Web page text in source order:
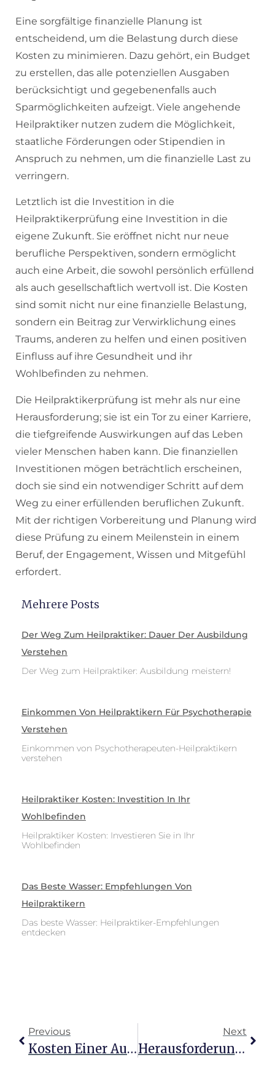
Eine sorgfältige finanzielle Planung ist
entscheidend, um die Belastung durch diese
Kosten zu minimieren. Dazu gehört, ein Budget
zu erstellen, das alle potenziellen Ausgaben
berücksichtigt und gegebenenfalls auch
Sparmöglichkeiten aufzeigt. Viele angehende
Heilpraktiker nutzen zudem die Möglichkeit,
staatliche Förderungen oder Stipendien in
Anspruch zu nehmen, um die finanzielle Last zu
verringern.
Letztlich ist die Investition in die
Heilpraktikerprüfung eine Investition in die
eigene Zukunft. Sie eröffnet nicht nur neue
berufliche Perspektiven, sondern ermöglicht
auch eine Arbeit, die sowohl persönlich erfüllend
als auch gesellschaftlich wertvoll ist. Die Kosten
sind somit nicht nur eine finanzielle Belastung,
sondern ein Beitrag zur Verwirklichung eines
Traums, anderen zu helfen und einen positiven
Einfluss auf ihre Gesundheit und ihr
Wohlbefinden zu nehmen.
Die Heilpraktikerprüfung ist mehr als nur eine
Herausforderung; sie ist ein Tor zu einer Karriere,
die tiefgreifende Auswirkungen auf das Leben
vieler Menschen haben kann. Die finanziellen
Investitionen mögen beträchtlich erscheinen,
doch sie sind ein notwendiger Schritt auf dem
Weg zu einer erfüllenden beruflichen Zukunft.
Mit der richtigen Vorbereitung und Planung wird
diese Prüfung zu einem Meilenstein in einem
Beruf, der Engagement, Wissen und Mitgefühl
erfordert.
Mehrere Posts
Der Weg Zum Heilpraktiker: Dauer Der Ausbildung
Verstehen
Der Weg zum Heilpraktiker: Ausbildung meistern!
Einkommen Von Heilpraktikern Für Psychotherapie
Verstehen
Einkommen von Psychotherapeuten-Heilpraktikern
verstehen
Heilpraktiker Kosten: Investition In Ihr
Wohlbefinden
Heilpraktiker Kosten: Investieren Sie in Ihr
Wohlbefinden
Das Beste Wasser: Empfehlungen Von
Heilpraktikern
Das beste Wasser: Heilpraktiker-Empfehlungen
entdecken
Previous
Kosten Einer Ausbildung Zum Heilpraktiker Für Psychotherapie
Next
Herausforderung Heilpraktikerausbildung: Dein Weg Zum Erfolg